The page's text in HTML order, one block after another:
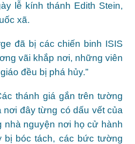
lễ kính thánh Edith Stein,
xã.
đã bị các chiến binh ISIS
vãi khắp nơi, những viên
đều bị phá hủy.”
thánh giá gắn trên tường
nơi đây từng có dấu vết của
nhà nguyện nơi họ cử hành
bị bóc tách, các bức tường